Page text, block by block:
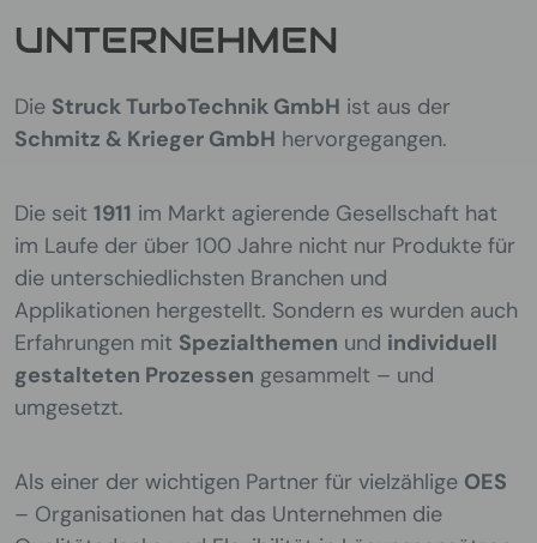
UNTERNEHMEN
Die Struck TurboTechnik GmbH ist aus der
Schmitz & Krieger GmbH hervorgegangen.
Die seit 1911 im Markt agierende Gesellschaft hat
im Laufe der über 100 Jahre nicht nur Produkte für
die unterschiedlichsten Branchen und
Applikationen hergestellt. Sondern es wurden auch
Erfahrungen mit Spezialthemen und individuell
gestalteten Prozessen gesammelt – und
umgesetzt.
Als einer der wichtigen Partner für vielzählige OES
– Organisationen hat das Unternehmen die